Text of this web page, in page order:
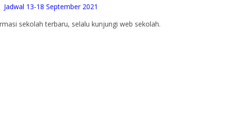
Jadwal 13-18 September 2021
sekolah terbaru, selalu kunjungi web sekolah.